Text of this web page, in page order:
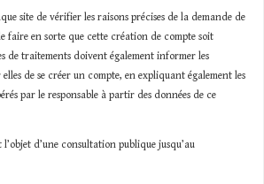
site de vérifier les raisons précises de la demande de
faire en sorte que cette création de compte soit
de traitements doivent également informer les
de se créer un compte, en expliquant également les
par le responsable à partir des données de ce
d’une consultation publique jusqu’au